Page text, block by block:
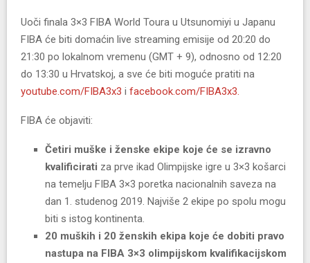
Uoči finala 3×3 FIBA World Toura u Utsunomiyi u Japanu
FIBA će biti domaćin live streaming emisije od 20:20 do
21:30 po lokalnom vremenu (GMT + 9), odnosno od 12:20
do 13:30 u Hrvatskoj, a sve će biti moguće pratiti na
youtube.com/FIBA3x3 i facebook.com/FIBA3x3.
FIBA će objaviti:
Četiri muške i ženske ekipe koje će se izravno
kvalificirati za prve ikad Olimpijske igre u 3×3 košarci
na temelju FIBA 3×3 poretka nacionalnih saveza na
dan 1. studenog 2019. Najviše 2 ekipe po spolu mogu
biti s istog kontinenta.
20 muških i 20 ženskih ekipa koje će dobiti pravo
nastupa na FIBA 3×3 olimpijskom kvalifikacijskom